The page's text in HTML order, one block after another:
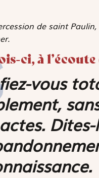
de saint
ci, à
vous